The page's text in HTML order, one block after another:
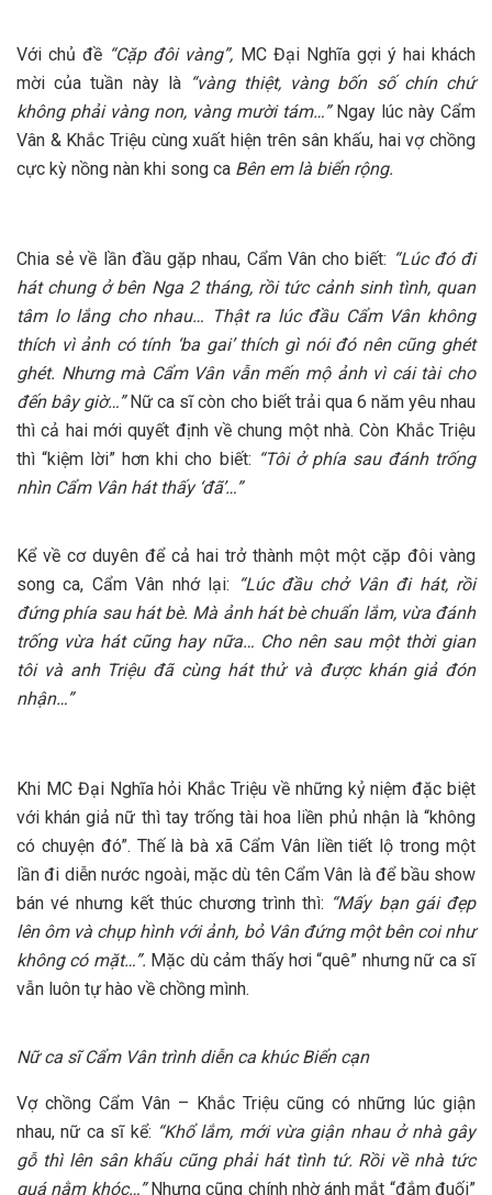
Với chủ đề “Cặp đôi vàng”, MC Đại Nghĩa gợi ý hai khách
mời của tuần này là “vàng thiệt, vàng bốn số chín chứ
không phải vàng non, vàng mười tám…” Ngay lúc này Cẩm
Vân & Khắc Triệu cùng xuất hiện trên sân khấu, hai vợ chồng
cực kỳ nồng nàn khi song ca Bên em là biển rộng.
Chia sẻ về lần đầu gặp nhau, Cẩm Vân cho biết: “Lúc đó đi
hát chung ở bên Nga 2 tháng, rồi tức cảnh sinh tình, quan
tâm lo lắng cho nhau… Thật ra lúc đầu Cẩm Vân không
thích vì ảnh có tính ‘ba gai’ thích gì nói đó nên cũng ghét
ghét. Nhưng mà Cẩm Vân vẫn mến mộ ảnh vì cái tài cho
đến bây giờ…”Nữ ca sĩ còn cho biết trải qua 6 năm yêu nhau
thì cả hai mới quyết định về chung một nhà. Còn Khắc Triệu
thì “kiệm lời” hơn khi cho biết: “Tôi ở phía sau đánh trống
nhìn Cẩm Vân hát thấy ‘đã’…”
Kể về cơ duyên để cả hai trở thành một một cặp đôi vàng
song ca, Cẩm Vân nhớ lại:
“Lúc đầu chở Vân đi hát, rồi
đứng phía sau hát bè. Mà ảnh hát bè chuẩn lắm, vừa đánh
trống vừa hát cũng hay nữa… Cho nên sau một thời gian
tôi và anh Triệu đã cùng hát thử và được khán giả đón
nhận…”
Khi MC Đại Nghĩa hỏi Khắc Triệu về những kỷ niệm đặc biệt
với khán giả nữ thì tay trống tài hoa liền phủ nhận là “không
có chuyện đó”. Thế là bà xã Cẩm Vân liền tiết lộ trong một
lần đi diễn nước ngoài, mặc dù tên Cẩm Vân là để bầu show
bán vé nhưng kết thúc chương trình thì: “Mấy bạn gái đẹp
lên ôm và chụp hình với ảnh, bỏ Vân đứng một bên coi như
không có mặt…”. Mặc dù cảm thấy hơi “quê” nhưng nữ ca sĩ
vẫn luôn tự hào về chồng mình.
Nữ ca sĩ Cẩm Vân trình diễn ca khúc Biển cạn
Vợ chồng Cẩm Vân – Khắc Triệu cũng có những lúc giận
nhau, nữ ca sĩ kể: “Khổ lắm, mới vừa giận nhau ở nhà gây
gỗ thì lên sân khấu cũng phải hát tình tứ. Rồi về nhà tức
quá nằm khóc…”Nhưng cũng chính nhờ ánh mắt “đắm đuối”